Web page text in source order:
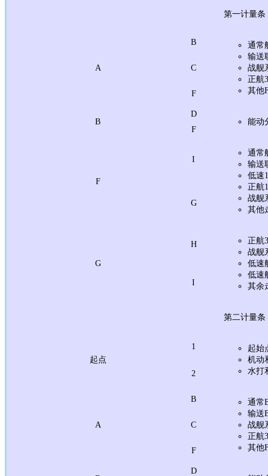
第一计量条
A
B
通常
输送
战舰
正航
其他
C
F
B
D
能动
F
F
I
通常
输送
低速
正航
战舰
其他
G
G
H
正航
战舰
低速
低速
其余
I
第二计量条
起点
1
起始
机动
水打
2
A
B
通常
输送
战舰
正航
其他
C
F
D